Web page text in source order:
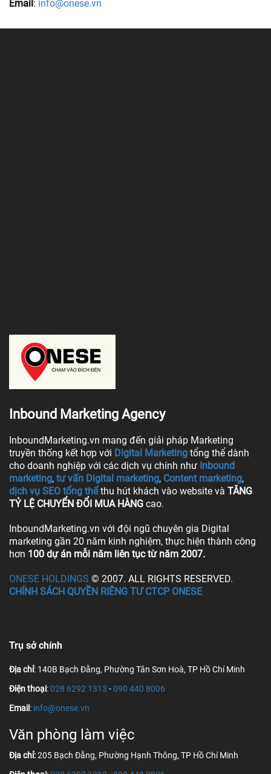
Email : info@onese.vn
Inbound Marketing Agency
InboundMarketing.vn mang đến giải pháp Marketing
truyền thống kết hợp với Digital Marketing tổng thể dành
cho doanh nghiệp với các dịch vụ chính như Inbound
marketing, tư vấn Digital marketing, Content marketing,
dịch vụ SEO tổng thể thu hút khách vào website và TĂNG
TỶ LỆ CHUYỂN ĐỔI MUA HÀNG cao.
InboundMarketing.vn với đội ngũ chuyên gia Digital
marketing gần 20 năm kinh nghiệm, thực hiện thành công
hơn 100 dự án mỗi năm liên tục từ năm 2007.
ONESE HOLDINGS © 2007. ALL RIGHTS RESERVED.
CHÍNH SÁCH QUYỀN RIÊNG TƯ CTCP ONESE
Trụ sở chính
Địa chỉ: 140B Bạch Đằng, Phường Tân Sơn Hoà, TP Hồ Chí Minh
Điện thoại:028 6292 1313 -090 440 8006
Email : info@onese.vn
Văn phòng làm việc
Địa chỉ:205 Bạch Đằng, Phường Hạnh Thông, TP Hồ Chí Minh